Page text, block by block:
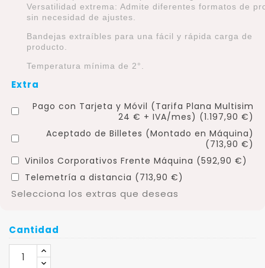
Versatilidad extrema: Admite diferentes formatos de
sin necesidad de ajustes.
Bandejas extraíbles para una fácil y rápida carga de
producto.
Temperatura mínima de 2°.
Extra
Pago con Tarjeta y Móvil (Tarifa Plana Multisim
24 € + IVA/mes) (1.197,90 €)
Aceptado de Billetes (Montado en Máquina)
(713,90 €)
Vinilos Corporativos Frente Máquina (592,90 €)
Telemetría a distancia (713,90 €)
Selecciona los extras que deseas
Cantidad